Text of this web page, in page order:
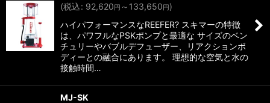
(税込: 92,620円 ～133,650円)
ハイパフォーマンスなREEFER? スキマーの特徴
は、パワフルなPSKポンプと最適な サイズのベン
チュリーやバブルデフューザー、リアクションボ
ディーとの融合にあります。 理想的な空気と水の
接触時間…
MJ-SK